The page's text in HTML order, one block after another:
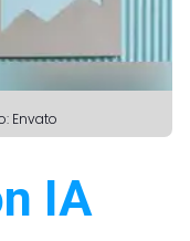
Envato
IA